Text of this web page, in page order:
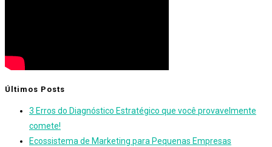
Últimos Posts
3 Erros do Diagnóstico Estratégico que você provavelmente
comete!
Ecossistema de Marketing para Pequenas Empresas